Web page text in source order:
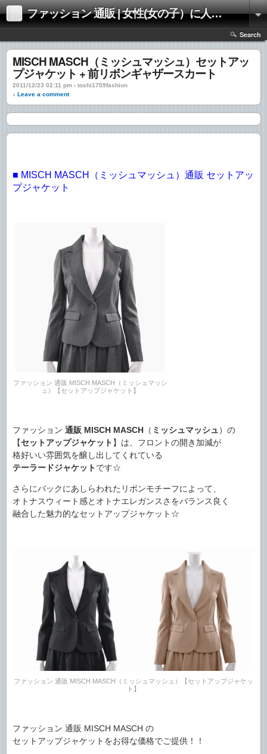
ファッション 通販 | 女性(女の子）に人気のファッションの通販 | 情報
Search
MISCH MASCH（ミッシュマッシュ）セットアッ
プジャケット + 前リボンギャザースカート
2011/12/23 02:11 pm › toshi1759fashion
↓ Leave a comment
■ MISCH MASCH（ミッシュマッシュ）通販 セットアッ
プジャケット
ファッション 通販 MISCH MASCH（ミッシュマッシ
ュ）【セットアップジャケット】
ファッション 通販 MISCH MASCH （ ミッシュマッシュ ）の
【セットアップジャケット 】は、フロントの開き加減が
格好いい雰囲気を醸し出してくれている
テーラードジャケットです☆
さらにバックにあしらわれたリボンモチーフによって、
オトナスウィート感とオトナエレガンスさをバランス良く
融合した魅力的なセットアップジャケット☆
ファッション 通販 MISCH MASCH（ミッシュマッシュ）【セットアップジャケッ
ト】
ファッション 通販 MISCH MASCH の
セットアップジャケットをお得な価格でご提供！！